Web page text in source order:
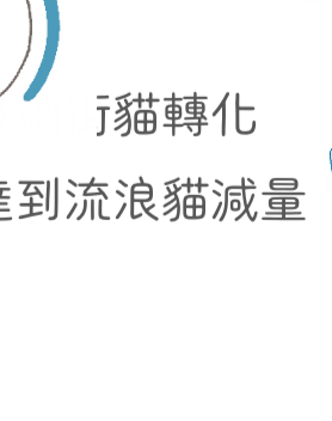
街貓轉化
流浪貓減量